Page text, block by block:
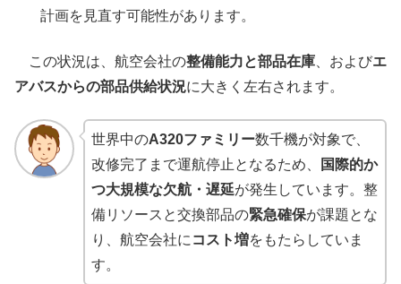
計画を見直す可能性があります。
この状況は、航空会社の整備能力と部品在庫 、およびエ
アバスからの部品供給状況に大きく左右されます。
世界中のA320ファミリー数千機が対象で、
改修完了まで運航停止となるため、
国際的か
つ大規模な欠航・遅延が発生しています。整
備リソースと交換部品の緊急確保が課題とな
り、航空会社に コスト増をもたらしていま
す。